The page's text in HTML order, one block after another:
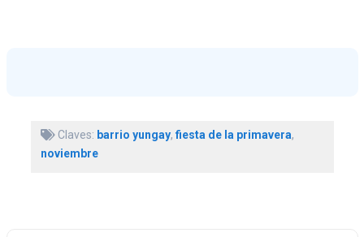
Claves: barrio yungay, fiesta de la primavera,
noviembre